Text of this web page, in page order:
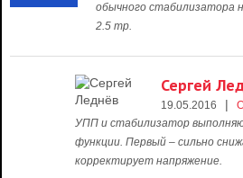
обычного стабилизатора
2.5 тр.
Сергей
19.05.2016 |
УПП и стабилизатор
функции. Первый – сильно
корректирует напряжение.